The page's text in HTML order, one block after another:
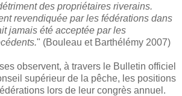
des propriétaires riverains.
revendiquée par les fédérations dans
jamais été acceptée par les
" (Bouleau et Barthélémy 2007)
observent, à travers le Bulletin officiel
supérieur de la pêche, les positions
lors de leur congrès annuel.